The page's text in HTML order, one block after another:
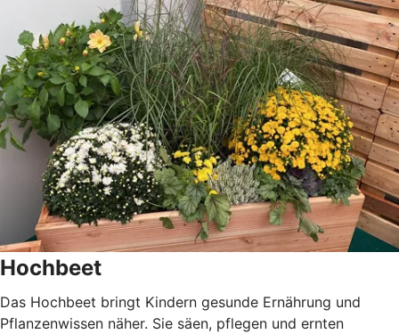
Hochbeet
Das Hochbeet bringt Kindern gesunde Ernährung und
Pflanzenwissen näher. Sie säen, pflegen und ernten